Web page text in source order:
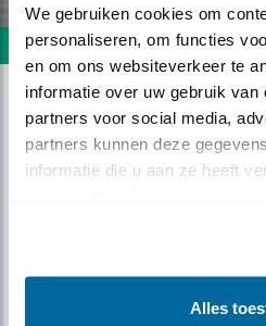
We gebruiken cookies om
personaliseren, om functies
en om ons websiteverkeer te
informatie over uw gebruik van
partners voor social media,
partners kunnen deze
informatie die u aan ze heeft
Alles
Volgende foto
EEN KOPPELTJE
Foto genomen in: Wide